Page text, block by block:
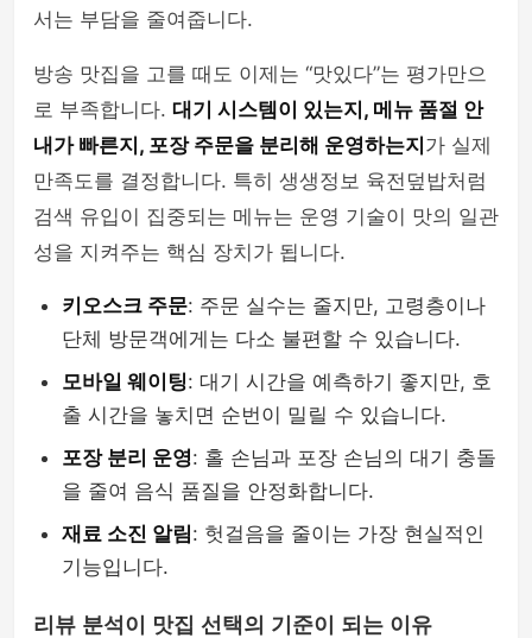
서는 부담을 줄여줍니다.
방송 맛집을 고를 때도 이제는 “맛있다”는 평가만으
로 부족합니다. 대기 시스템이 있는지, 메뉴 품절 안
내가 빠른지, 포장 주문을 분리해 운영하는지 가 실제
만족도를 결정합니다. 특히 생생정보 육전덮밥처럼
검색 유입이 집중되는 메뉴는 운영 기술이 맛의 일관
성을 지켜주는 핵심 장치가 됩니다.
키오스크 주문: 주문 실수는 줄지만, 고령층이나
단체 방문객에게는 다소 불편할 수 있습니다.
모바일 웨이팅: 대기 시간을 예측하기 좋지만, 호
출 시간을 놓치면 순번이 밀릴 수 있습니다.
포장 분리 운영: 홀 손님과 포장 손님의 대기 충돌
을 줄여 음식 품질을 안정화합니다.
재료 소진 알림: 헛걸음을 줄이는 가장 현실적인
기능입니다.
리뷰 분석이 맛집 선택의 기준이 되는 이유